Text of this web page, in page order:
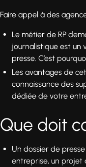
Faire appel à des
Le métier de RP
journalistique est un
presse. C’est
Les avantages de
connaissance des
dédiée de votre
Que doit
Un dossier de
entreprise, un projet